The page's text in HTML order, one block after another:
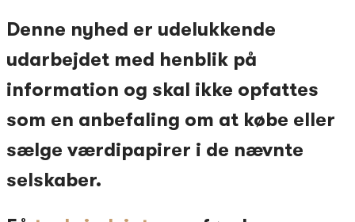
Denne nyhed er udelukkende
udarbejdet med henblik på
information og skal ikke opfattes
som en anbefaling om at købe eller
sælge værdipapirer i de nævnte
selskaber.